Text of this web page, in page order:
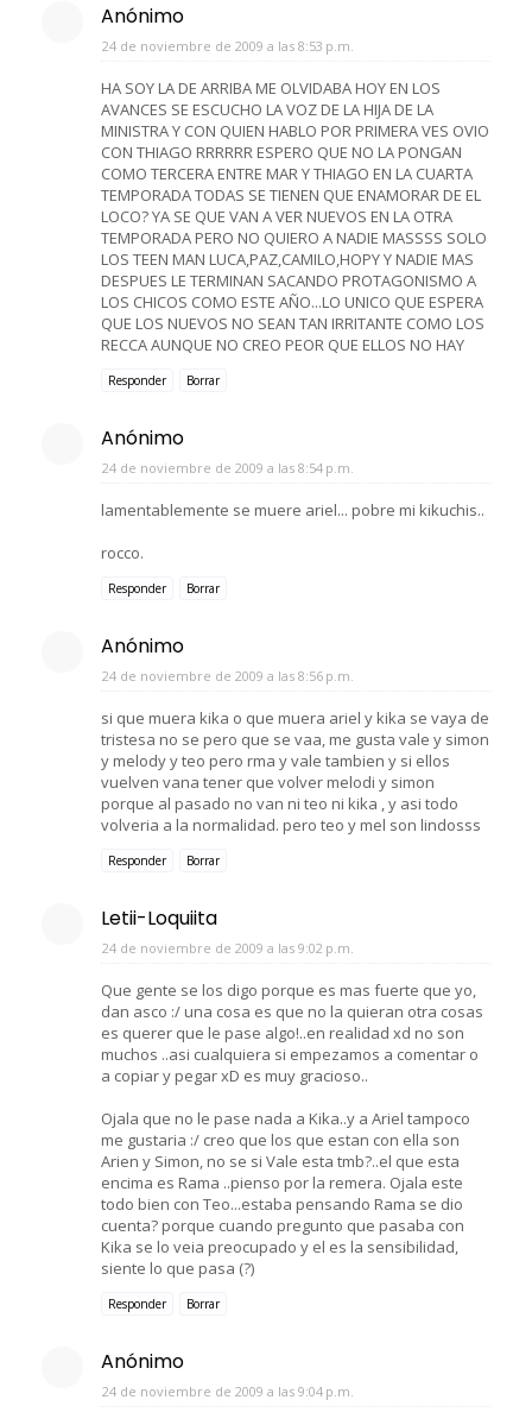
Anónimo
24 de noviembre de 2009 a las 8:53 p.m.
HA SOY LA DE ARRIBA ME OLVIDABA HOY EN LOS
AVANCES SE ESCUCHO LA VOZ DE LA HIJA DE LA
MINISTRA Y CON QUIEN HABLO POR PRIMERA VES OVIO
CON THIAGO RRRRRR ESPERO QUE NO LA PONGAN
COMO TERCERA ENTRE MAR Y THIAGO EN LA CUARTA
TEMPORADA TODAS SE TIENEN QUE ENAMORAR DE EL
LOCO? YA SE QUE VAN A VER NUEVOS EN LA OTRA
TEMPORADA PERO NO QUIERO A NADIE MASSSS SOLO
LOS TEEN MAN LUCA,PAZ,CAMILO,HOPY Y NADIE MAS
DESPUES LE TERMINAN SACANDO PROTAGONISMO A
LOS CHICOS COMO ESTE AÑO...LO UNICO QUE ESPERA
QUE LOS NUEVOS NO SEAN TAN IRRITANTE COMO LOS
RECCA AUNQUE NO CREO PEOR QUE ELLOS NO HAY
Responder Borrar
Anónimo
24 de noviembre de 2009 a las 8:54 p.m.
lamentablemente se muere ariel... pobre mi kikuchis..
rocco.
Responder Borrar
Anónimo
24 de noviembre de 2009 a las 8:56 p.m.
si que muera kika o que muera ariel y kika se vaya de
tristesa no se pero que se vaa, me gusta vale y simon
y melody y teo pero rma y vale tambien y si ellos
vuelven vana tener que volver melodi y simon
porque al pasado no van ni teo ni kika , y asi todo
volveria a la normalidad. pero teo y mel son lindosss
Responder Borrar
Letii-Loquiita
24 de noviembre de 2009 a las 9:02 p.m.
Que gente se los digo porque es mas fuerte que yo,
dan asco :/ una cosa es que no la quieran otra cosas
es querer que le pase algo!..en realidad xd no son
muchos ..asi cualquiera si empezamos a comentar o
a copiar y pegar xD es muy gracioso..
Ojala que no le pase nada a Kika..y a Ariel tampoco
me gustaria :/ creo que los que estan con ella son
Arien y Simon, no se si Vale esta tmb?..el que esta
encima es Rama ..pienso por la remera. Ojala este
todo bien con Teo...estaba pensando Rama se dio
cuenta? porque cuando pregunto que pasaba con
Kika se lo veia preocupado y el es la sensibilidad,
siente lo que pasa (?)
Responder Borrar
Anónimo
24 de noviembre de 2009 a las 9:04 p.m.